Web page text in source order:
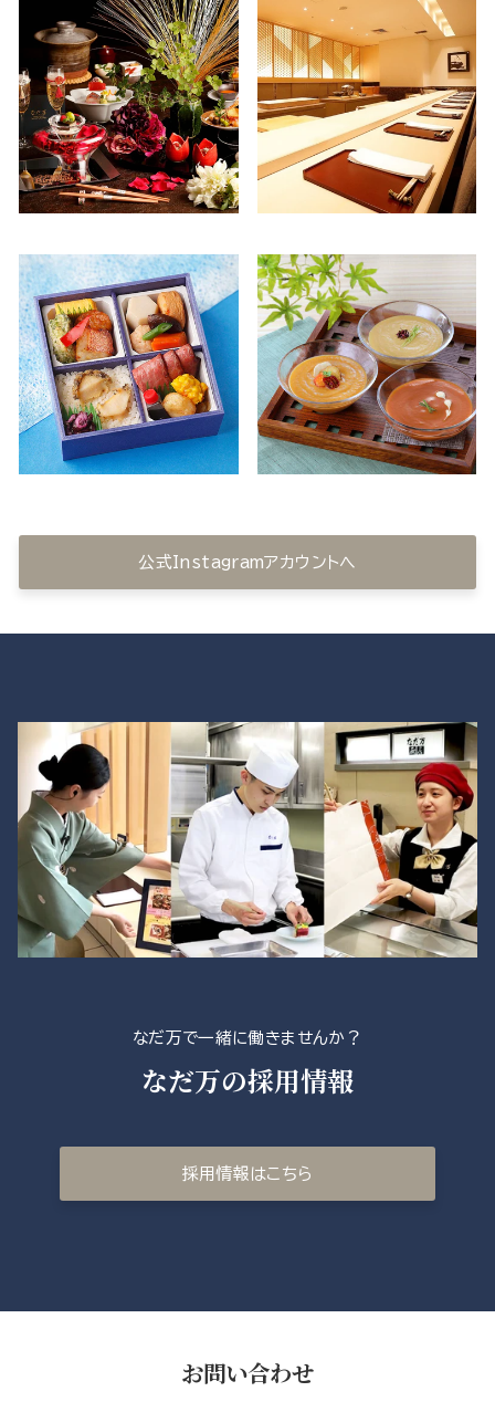
公式Instagramアカウントへ
なだ万で一緒に働きませんか？
なだ万の採用情報
採用情報はこちら
お問い合わせ